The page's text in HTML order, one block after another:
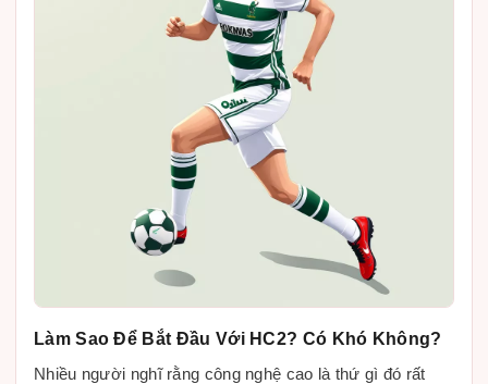
Làm Sao Để Bắt Đầu Với HC2? Có Khó Không?
Nhiều người nghĩ rằng công nghệ cao là thứ gì đó rất